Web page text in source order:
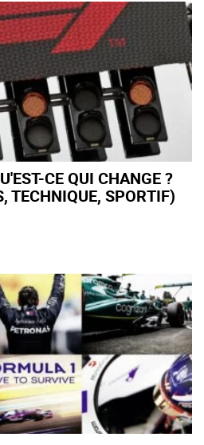
CE QUI CHANGE ?
TECHNIQUE, SPORTIF)